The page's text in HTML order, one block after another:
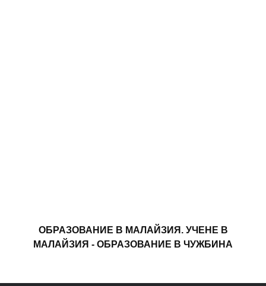
ОБРАЗОВАНИЕ В МАЛАЙЗИЯ. УЧЕНЕ В
МАЛАЙЗИЯ - ОБРАЗОВАНИЕ В ЧУЖБИНА